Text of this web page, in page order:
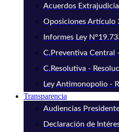
Acuerdos
Oposiciones Artículo
Informes Ley
C.Preventiva Central
C.Resolutiva -
Ley Antimonopolio -
Transparencia
Audiencias
Declaración de